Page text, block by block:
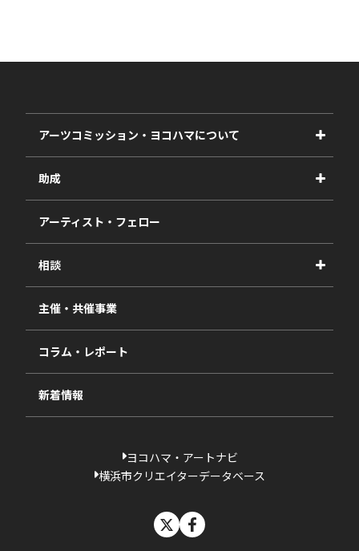
アーツコミッション・ヨコハマについて
事業紹介
事業報告書
助成
2027年度
2026年度
2025年度
2024年度
2023年度
過去の採択一覧
アーティスト・フェロー
相談
視察・ヒアリング・研究
相談依頼フォーム
主催・共催事業
コラム・レポート
新着情報
ヨコハマ・アートナビ
横浜市クリエイターデータベース